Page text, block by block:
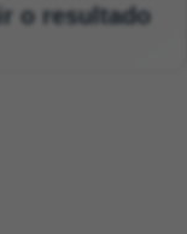
o resultado